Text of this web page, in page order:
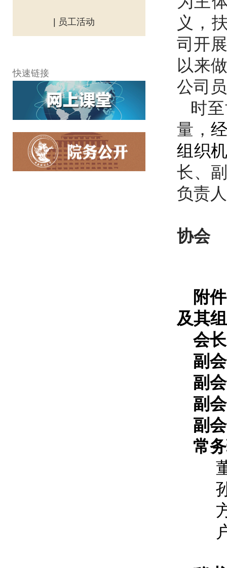
| 员工活动
快速链接
义，
司开
以来
公司
时
量，
组织
长、
负责
协会
附
及其
会
副
副
副
副
常